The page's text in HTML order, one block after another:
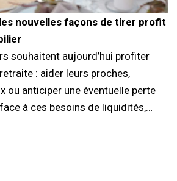
nouvelles façons de tirer profit
souhaitent aujourd’hui profiter
: aider leurs proches,
ou anticiper une éventuelle perte
à ces besoins de liquidités,…